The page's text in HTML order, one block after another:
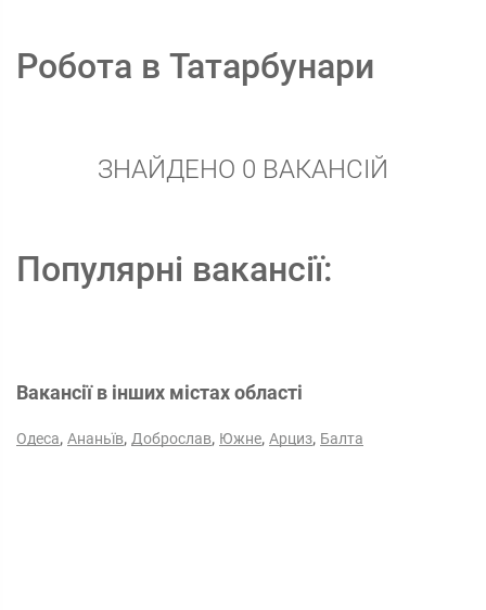
Робота в Татарбунари
ЗНАЙДЕНО 0 ВАКАНСІЙ
Популярні вакансії:
Вакансії в інших містах області
Одеса, Ананьїв, Доброслав, Южне, Арциз, Балта